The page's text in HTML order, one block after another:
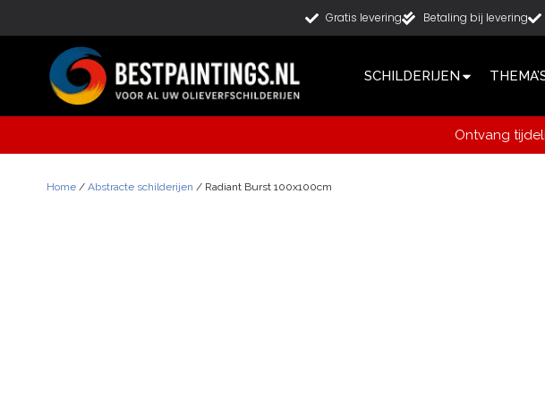
Gratis levering Betaling bij levering
SCHILDERIJEN
Ontvang
Home / Abstracte schilderijen / Radiant Burst 100x100cm